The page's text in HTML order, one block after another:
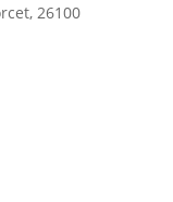
26100